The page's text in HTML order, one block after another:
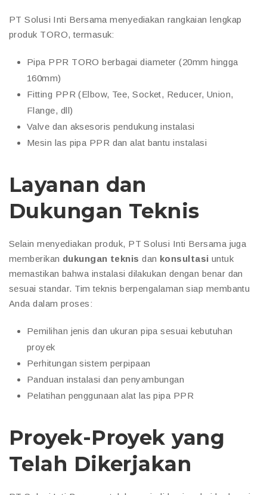
PT Solusi Inti Bersama menyediakan rangkaian lengkap
produk TORO, termasuk:
Pipa PPR TORO berbagai diameter (20mm hingga
160mm)
Fitting PPR (Elbow, Tee, Socket, Reducer, Union,
Flange, dll)
Valve dan aksesoris pendukung instalasi
Mesin las pipa PPR dan alat bantu instalasi
Layanan dan
Dukungan Teknis
Selain menyediakan produk, PT Solusi Inti Bersama juga
memberikan dukungan teknis dan konsultasi untuk
memastikan bahwa instalasi dilakukan dengan benar dan
sesuai standar. Tim teknis berpengalaman siap membantu
Anda dalam proses:
Pemilihan jenis dan ukuran pipa sesuai kebutuhan
proyek
Perhitungan sistem perpipaan
Panduan instalasi dan penyambungan
Pelatihan penggunaan alat las pipa PPR
Proyek-Proyek yang
Telah Dikerjakan